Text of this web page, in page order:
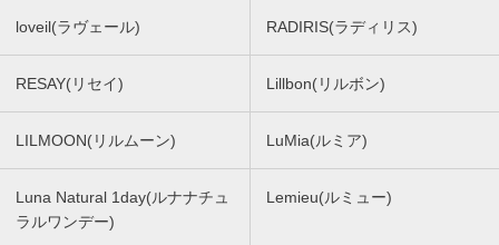
loveil(ラヴェール) RADIRIS(ラディリス)
RESAY(リセイ) Lillbon(リルボン)
LILMOON(リルムーン) LuMia(ルミア)
Luna Natural 1day(ルナナチュ
ラルワンデー)
Lemieu(ルミュー)